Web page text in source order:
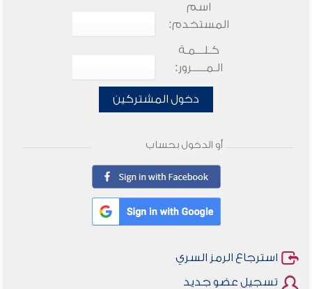
اسم
المستخدم:
كـلـــمـة
الـمـــــرور:
دخول المشتركين
أو الدخول بحساب
استرجاع الرمز السري
تسجيل عضو جديد